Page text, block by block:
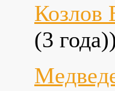
Козлов
(3